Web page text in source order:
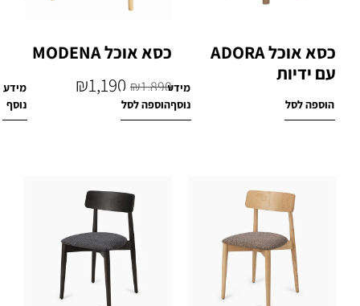
כסא אוכל ADORA
עם ידיות
₪2,470
הוספה לסל
מידע
נוסף
כסא אוכל MODENA
₪1,890
₪1,190
הוספה לסל
מידע
נוסף